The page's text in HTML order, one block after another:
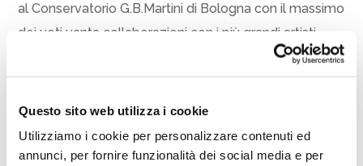
Questo sito web utilizza i cookie
Utilizziamo i cookie per personalizzare contenuti ed
annunci, per fornire funzionalità dei social media e per
al Conservatorio G.B.Martini di Bologna con il massimo
dei voti vanta collaborazioni con i più grandi artisti
italiani come Alexia, Vasco, Baglioni, Renga, Cristicchi
e il Volo.
Condividi l’evento